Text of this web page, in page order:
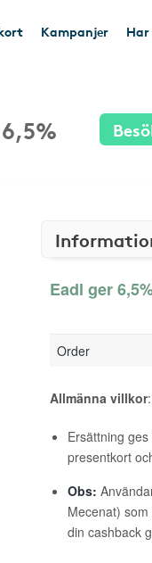
Kampanjer
Eadl ger
Order
Allmänna villkor:
Ersättning
presentkort
Obs:
Mecenat)
din cashback